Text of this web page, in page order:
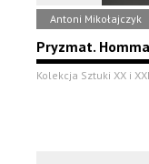
Antoni Mikołajczyk
Pryzmat.
Kolekcja Sztuki XX i